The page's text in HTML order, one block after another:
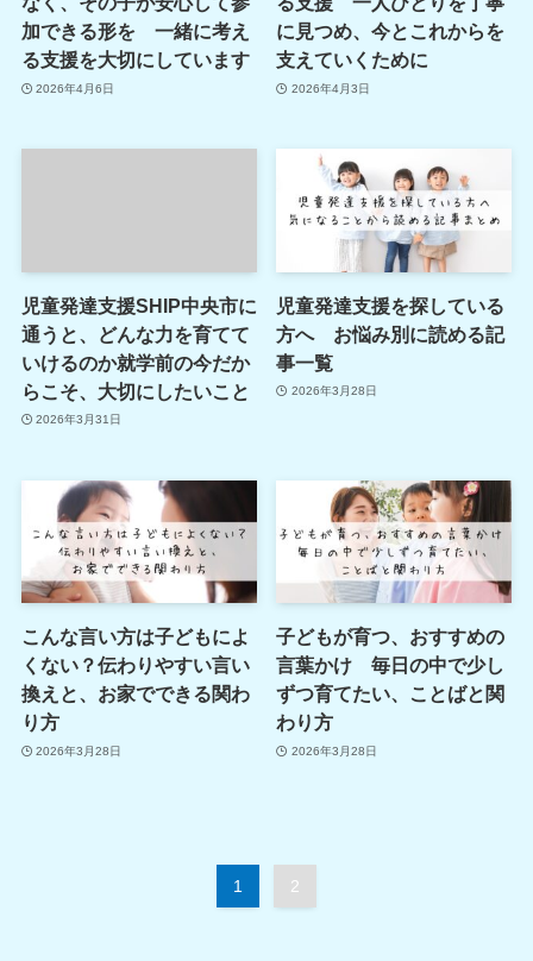
加できる形を 一緒に考え
る支援を大切にしています
2026年4月6日
に見つめ、今とこれからを
支えていくために
2026年4月3日
児童発達支援SHIP中央市に
通うと、どんな力を育てて
いけるのか就学前の今だか
らこそ、大切にしたいこと
2026年3月31日
児童発達支援を探している
方へ お悩み別に読める記
事一覧
2026年3月28日
こんな言い方は子どもによ
くない？伝わりやすい言い
換えと、お家でできる関わ
り方
2026年3月28日
子どもが育つ、おすすめの
言葉かけ 毎日の中で少し
ずつ育てたい、ことばと関
わり方
2026年3月28日
1 2